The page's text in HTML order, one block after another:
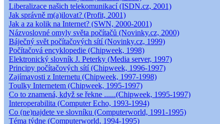
Liberalizace našich telekomunikací (ISDN.cz, 2001)
Jak správně m(a)ilovat? (Profit, 2001)
Jak a za kolik na Internet? (SWN, 2000-2001)
Názvoslovné omyly světa počítačů (Novinky.cz, 2000)
Báječný svět počítačových sítí (Novinky.cz, 1999)
Počítačová encyklopedie (Chipweek, 1998)
Elektronický slovník J. Peterky (Media server, 1997)
Principy počítačových sítí (Chipweek, 1996-1997)
Zajímavosti z Internetu (Chipweek, 1997-1998)
Toulky Internetem (Chipweek, 1995-1997)
Co to znamená, když se řekne ......(Chipweek, 1995-1997)
Interoperabilita (Computer Echo, 1993-1994)
Co (ne)najdete ve slovníku (Computerworld, 1991-1995)
Téma týdne (Computerworld, 1994-1995)